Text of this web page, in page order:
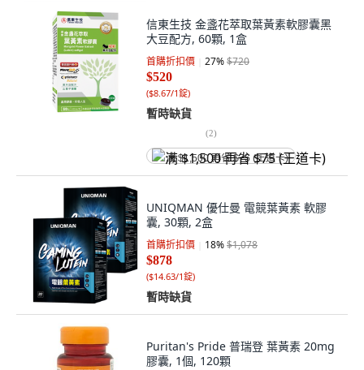
信東生技 金盞花萃取葉黃素軟膠囊黑
大豆配方, 60顆, 1盒
首購折扣價 27%$720
$520
($8.67/1錠)
暫時缺貨
(2)
满 $1,500 再省 $75 (王道卡)
UNIQMAN 優仕曼 電競葉黃素 軟膠
囊, 30顆, 2盒
首購折扣價 18%$1,078
$878
($14.63/1錠)
暫時缺貨
Puritan's Pride 普瑞登 葉黃素 20mg
膠囊, 1個, 120顆